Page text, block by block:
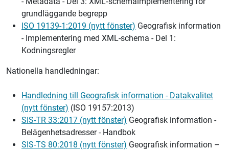
grundläggande begrepp
ISO 19139-1:2019 (nytt fönster) Geografisk information
- Implementering med XML-schema - Del 1:
Kodningsregler
Nationella handledningar:
Handledning till Geografisk information - Datakvalitet
(nytt fönster) (ISO 19157:2013)
SIS-TR 33:2017 (nytt fönster) Geografisk information -
Belägenhetsadresser - Handbok
SIS-TS 80:2018 (nytt fönster) Geografisk information –